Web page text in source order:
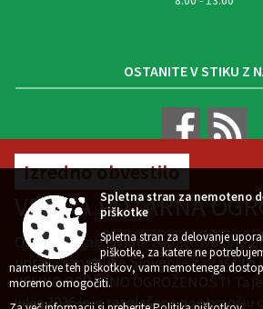
Izredno obvestilo
VELIKA POŽARNA
Občinski štab civilne zaščite Občine
uprava republike Slovenije za zaščito
VELIKO POŽARNO OGROŽENOST! Ta
julija 2026 in je razglašena na območju
OSTANITE V STIKU Z
VREMENSKA
Zasnova, izvedba in vzdrževanje:
Splošni pogoji spletne strani | Center za
Spletna stran za nemoteno
piškotke
Spletna stran za delovanje
piškotke, za katere ne
namestitve teh piškotkov, vam nemotenega
moremo omogočiti.